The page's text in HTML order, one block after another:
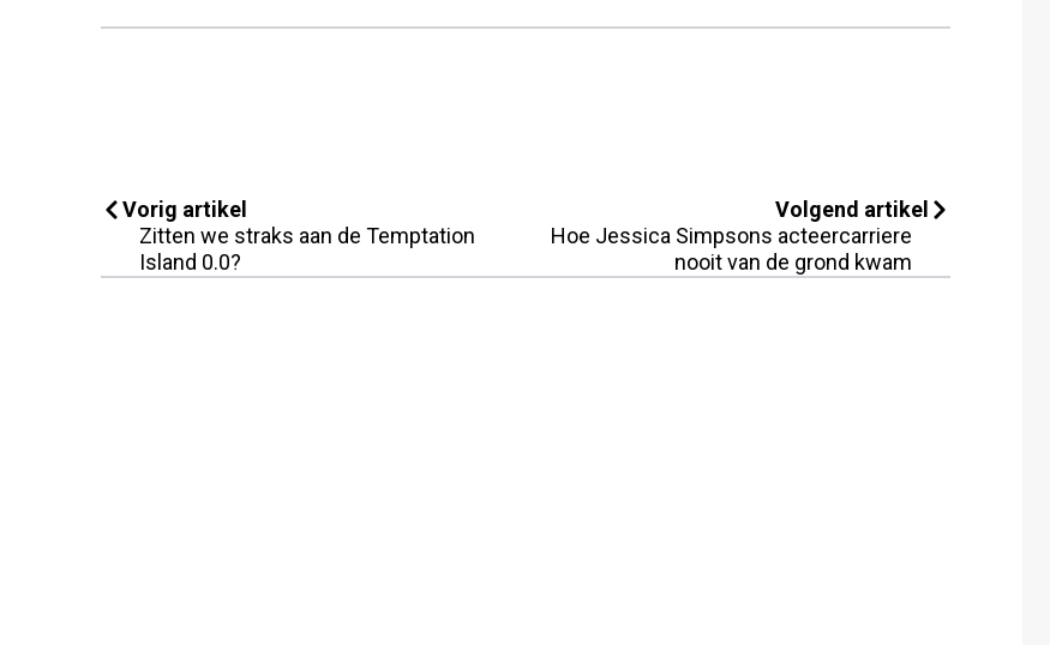
Vorig artikel
Zitten we straks aan de Temptation
Island 0.0?
Volgend artikel
Hoe Jessica Simpsons acteercarriere
nooit van de grond kwam